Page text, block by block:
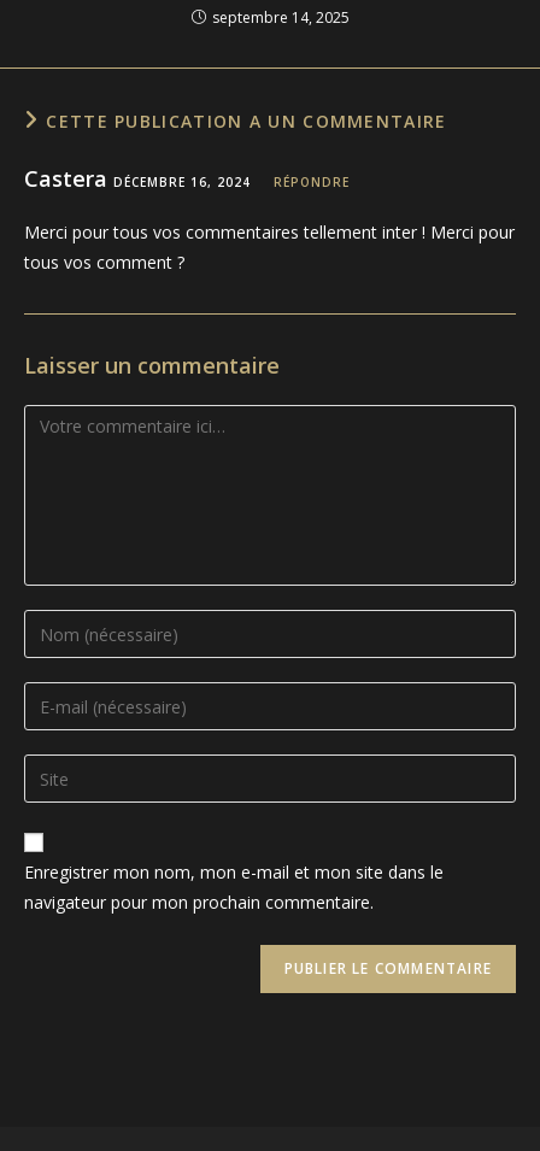
septembre 14, 2025
CETTE PUBLICATION A UN COMMENTAIRE
Castera DÉCEMBRE 16, 2024 RÉPONDRE
Merci pour tous vos commentaires tellement inter ! Merci pour
tous vos comment ?
Laisser un commentaire
Comment
Enter
your
name
comment
Enter
your
email
address
comment
Saisir
l’URL
de
votre
(facultatif)
Enregistrer mon nom, mon e-mail et mon site dans le
navigateur pour mon prochain commentaire.